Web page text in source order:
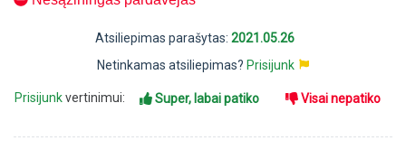
Atsiliepimas parašytas: 2021.05.26
Netinkamas atsiliepimas? Prisijunk
Prisijunkvertinimui: Super, labai patiko Visai nepatiko